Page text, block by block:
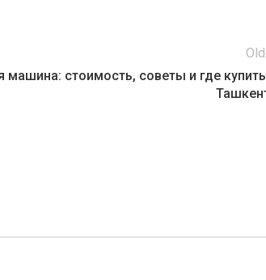
машина: стоимость, советы и где